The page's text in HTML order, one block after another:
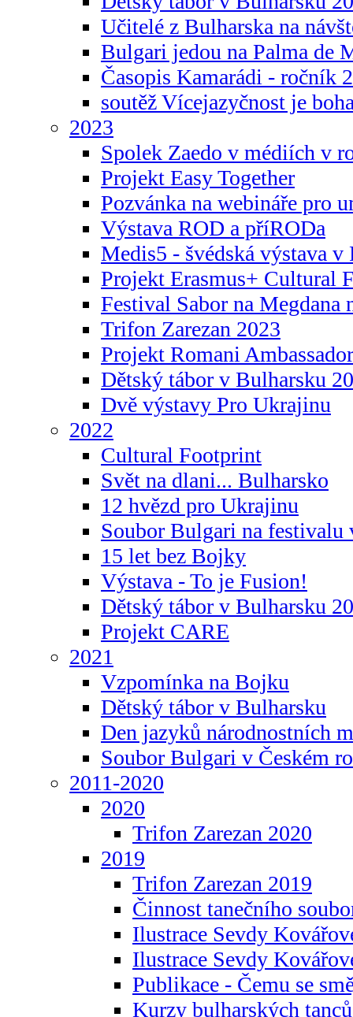
Učitelé z Bulharska na
Bulgari jedou na Palma de
Časopis Kamarádi - ročník
soutěž Vícejazyčnost je
2023
Spolek Zaedo v médiích v
Projekt Easy Together
Pozvánka na webináře pro
Výstava ROD a příRODa
Medis5 - švédská výstava v
Projekt Erasmus+ Cultural
Festival Sabor na Megdana
Trifon Zarezan 2023
Projekt Romani
Dětský tábor v Bulharsku
Dvě výstavy Pro Ukrajinu
2022
Cultural Footprint
Svět na dlani... Bulharsko
12 hvězd pro Ukrajinu
Soubor Bulgari na festivalu
15 let bez Bojky
Výstava - To je Fusion!
Dětský tábor v Bulharsku
Projekt CARE
2021
Vzpomínka na Bojku
Dětský tábor v Bulharsku
Den jazyků národnostních
Soubor Bulgari v Českém
2011-2020
2020
Trifon Zarezan 2020
2019
Trifon Zarezan 2019
Činnost tanečního
Ilustrace Sevdy
Ilustrace Sevdy
Publikace - Čemu se
Kurzy bulharských tanců